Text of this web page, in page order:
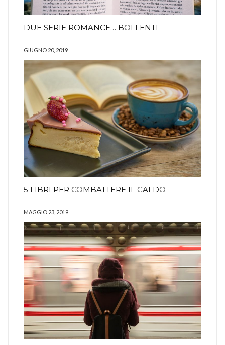
DUE SERIE ROMANCE… BOLLENTI
GIUGNO 20, 2019
5 LIBRI PER COMBATTERE IL CALDO
MAGGIO 23, 2019